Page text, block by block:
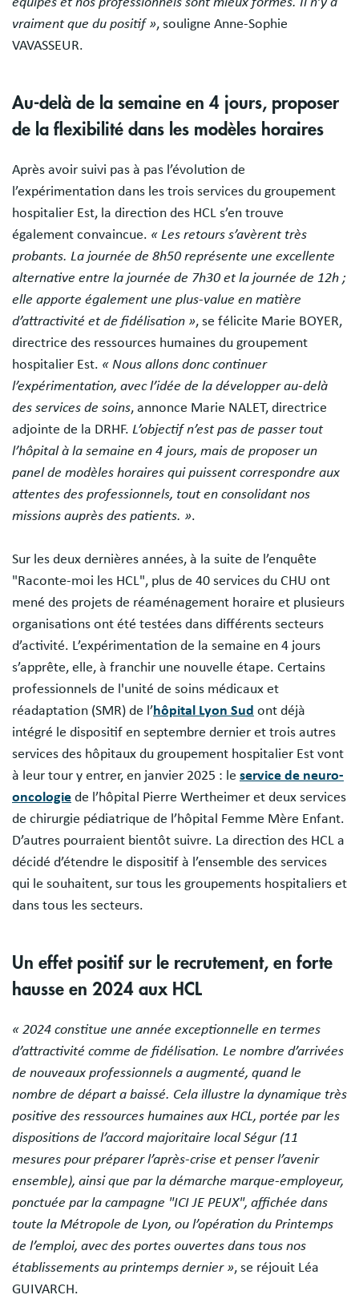
vraiment que du positif », souligne Anne-Sophie
VAVASSEUR.
Au-delà de la semaine en 4 jours, proposer
de la flexibilité dans les modèles horaires
Après avoir suivi pas à pas l’évolution de
l’expérimentation dans les trois services du groupement
hospitalier Est, la direction des HCL s’en trouve
également convaincue. « Les retours s’avèrent très
probants. La journée de 8h50 représente une excellente
alternative entre la journée de 7h30 et la journée de 12h ;
elle apporte également une plus-value en matière
d’attractivité et de fidélisation », se félicite Marie BOYER,
directrice des ressources humaines du groupement
hospitalier Est. « Nous allons donc continuer
l’expérimentation, avec l’idée de la développer au-delà
des services de soins, annonce Marie NALET, directrice
adjointe de la DRHF. L’objectif n’est pas de passer tout
l’hôpital à la semaine en 4 jours, mais de proposer un
panel de modèles horaires qui puissent correspondre aux
attentes des professionnels, tout en consolidant nos
missions auprès des patients. ».
Sur les deux dernières années, à la suite de l’enquête
"Raconte-moi les HCL", plus de 40 services du CHU ont
mené des projets de réaménagement horaire et plusieurs
organisations ont été testées dans différents secteurs
d’activité. L’expérimentation de la semaine en 4 jours
s’apprête, elle, à franchir une nouvelle étape. Certains
professionnels de l'unité de soins médicaux et
réadaptation (SMR) de l’hôpital Lyon Sud ont déjà
intégré le dispositif en septembre dernier et trois autres
services des hôpitaux du groupement hospitalier Est vont
à leur tour y entrer, en janvier 2025 : le service de neuro-
oncologie de l’hôpital Pierre Wertheimer et deux services
de chirurgie pédiatrique de l’hôpital Femme Mère Enfant.
D’autres pourraient bientôt suivre. La direction des HCL a
décidé d’étendre le dispositif à l’ensemble des services
qui le souhaitent, sur tous les groupements hospitaliers et
dans tous les secteurs.
Un effet positif sur le recrutement, en forte
hausse en 2024 aux HCL
« 2024 constitue une année exceptionnelle en termes
d’attractivité comme de fidélisation. Le nombre d’arrivées
de nouveaux professionnels a augmenté, quand le
nombre de départ a baissé. Cela illustre la dynamique très
positive des ressources humaines aux HCL, portée par les
dispositions de l’accord majoritaire local Ségur (11
mesures pour préparer l’après-crise et penser l’avenir
ensemble), ainsi que par la démarche marque-employeur,
ponctuée par la campagne "ICI JE PEUX", affichée dans
toute la Métropole de Lyon, ou l’opération du Printemps
de l’emploi, avec des portes ouvertes dans tous nos
établissements au printemps dernier », se réjouit Léa
GUIVARCH.